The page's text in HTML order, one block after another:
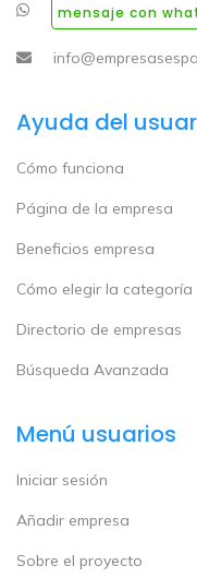
mensaje con
Ayuda del
Cómo funciona
Página de la empresa
Beneficios empresa
Cómo elegir la categoría
Directorio de empresas
Búsqueda Avanzada
Menú usuarios
Iniciar sesión
Añadir empresa
Sobre el proyecto